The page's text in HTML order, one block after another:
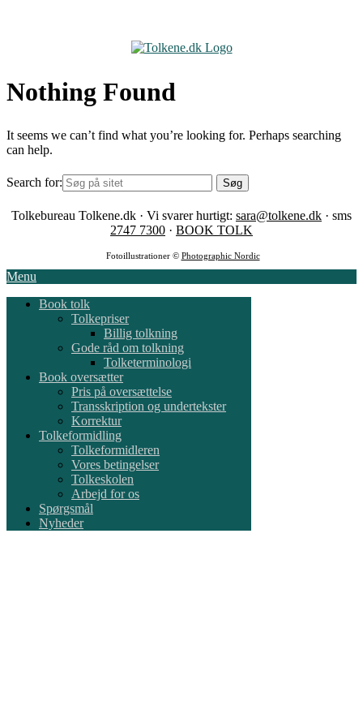
Nothing Found
It seems we can’t find what you’re looking for. Perhaps searching
can help.
Search for:
Tolkebureau Tolkene.dk · Vi svarer hurtigt: sara@tolkene.dk · sms
2747 7300 · BOOK TOLK
Fotoillustrationer © Photographic Nordic
Menu
Book tolk
Tolkepriser
Billig tolkning
Gode råd om tolkning
Tolketerminologi
Book oversætter
Pris på oversættelse
Transskription og undertekster
Korrektur
Tolkeformidling
Tolkeformidleren
Vores betingelser
Tolkeskolen
Arbejd for os
Spørgsmål
Nyheder